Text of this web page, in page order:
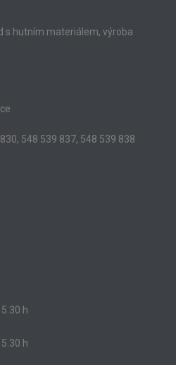
s hutním materiálem, výroba
548 539 837, 548 539 838
h
h